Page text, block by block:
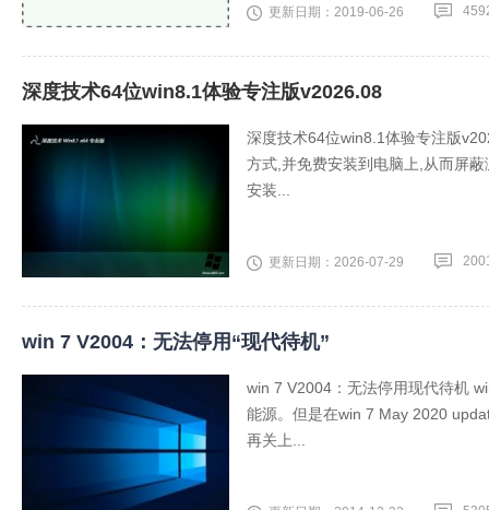
更新日期：2019-06-26
深度技术64位win8.1体验专注版v2026.08
深度技术64位win8.1体验专注版
方式,并免费安装到电脑上,从而屏
安装...
更新日期：2026-07-29
win 7 V2004：无法停用“现代待机”
win 7 V2004：无法停用现代待机
能源。但是在win 7 May 2020
再关上...